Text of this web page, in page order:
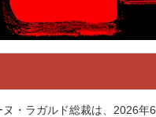
ヌ・ラガルド総裁は、2026